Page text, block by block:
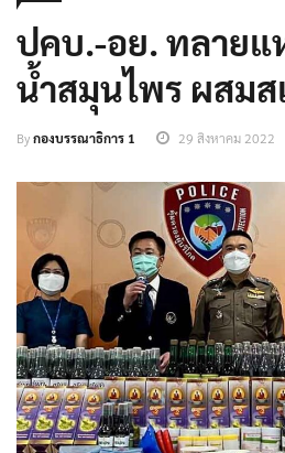
ปคบ.-อย. ทลายแ
น้ำสมุนไพร ผสมส
Byกองบรรณาธิการ 1 29 สิงหาคม 2022